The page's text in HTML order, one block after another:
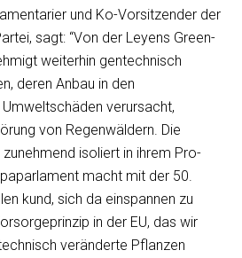
und Ko-Vorsitzender der
sagt: “Von der Leyens Green-
weiterhin gentechnisch
deren Anbau in den
verursacht,
von Regenwäldern. Die
isoliert in ihrem Pro-
macht mit der 50.
kund, sich da einspannen zu
in der EU, das wir
veränderte Pflanzen